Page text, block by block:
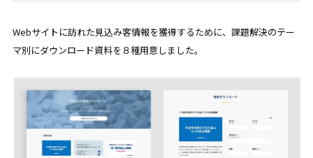
Webサイトに訪れた見込み客情報を獲得するために、課題解決のテー
マ別にダウンロード資料を８種用意しました。